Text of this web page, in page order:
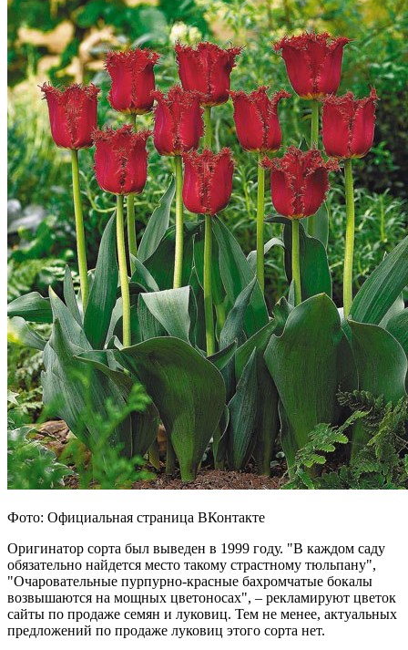
Фото: Официальная страница ВКонтакте
Оригинатор сорта был выведен в 1999 году. "В каждом саду
обязательно найдется место такому страстному тюльпану",
"Очаровательные пурпурно-красные бахромчатые бокалы
возвышаются на мощных цветоносах", – рекламируют цветок
сайты по продаже семян и луковиц. Тем не менее, актуальных
предложений по продаже луковиц этого сорта нет.